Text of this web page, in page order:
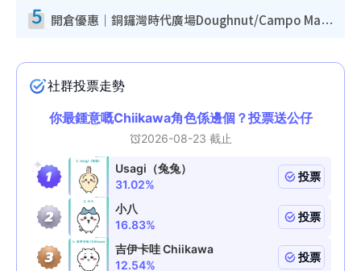
5 開倉優惠｜銅鑼灣時代廣場Doughnut/Campo Marzio開倉低至1折！背囊、書包、手袋劈價$200起